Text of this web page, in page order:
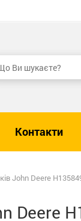
Контакти
John Deere
Deere